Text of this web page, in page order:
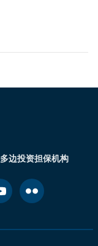
多边投资担保机构